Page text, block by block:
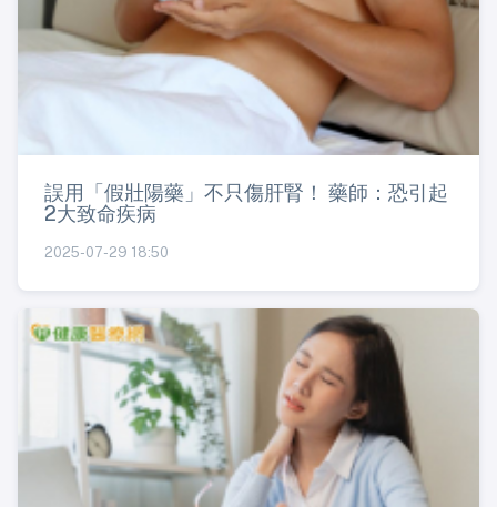
誤用「假壯陽藥」不只傷肝腎！ 藥師：恐引起
2大致命疾病
2025-07-29 18:50